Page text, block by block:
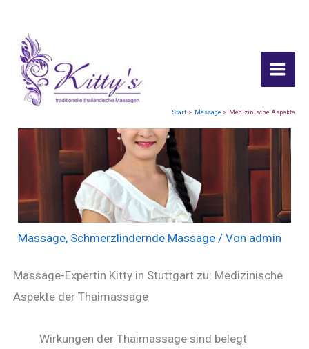
springen
Inhalt
springen
Start Massage Medizinische Aspekte
Massage, Schmerzlindernde Massage / Von admin
Massage-Expertin Kitty in Stuttgart zu: Medizinische
Aspekte der Thaimassage
Wirkungen der Thaimassage sind belegt